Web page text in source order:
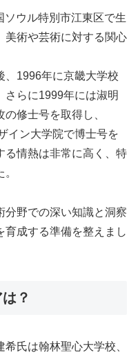
ウル特別市江東区で生
美術や芸術に対する関心
、1996年に京畿大学校
さらに1999年には淑明
修士号を取得し、
イン大学院で博士号を
る情熱は非常に高く、特
分野での深い知識と洞察
育成する準備を整えまし
？
氏は翰林聖心大学校、